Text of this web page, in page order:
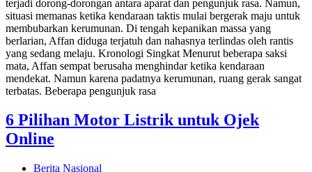
terjadi dorong-dorongan antara aparat dan pengunjuk rasa. Namun,
situasi memanas ketika kendaraan taktis mulai bergerak maju untuk
membubarkan kerumunan. Di tengah kepanikan massa yang
berlarian, Affan diduga terjatuh dan nahasnya terlindas oleh rantis
yang sedang melaju. Kronologi Singkat Menurut beberapa saksi
mata, Affan sempat berusaha menghindar ketika kendaraan
mendekat. Namun karena padatnya kerumunan, ruang gerak sangat
terbatas. Beberapa pengunjuk rasa
6 Pilihan Motor Listrik untuk Ojek
Online
Berita Nasional